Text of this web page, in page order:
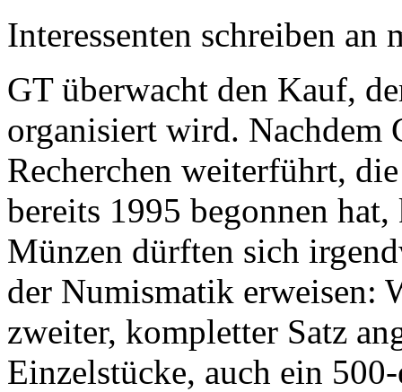
Interessenten schreiben
GT überwacht den Kauf,
organisiert wird. Nachdem
Recherchen weiterführt,
bereits 1995 begonnen
Münzen dürften sich
der Numismatik erweisen:
zweiter, kompletter Satz
Einzelstücke, auch ein